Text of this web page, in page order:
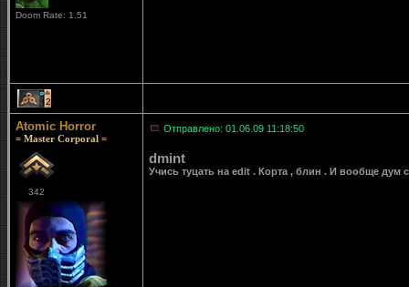
Doom Rate: 1.51
2
Atomic Horror
= Master Corporal =
342
Отправлено: 01.06.09 11:18:50
dmint
Учись туцать на edit . Корта , блин . И вообще дум